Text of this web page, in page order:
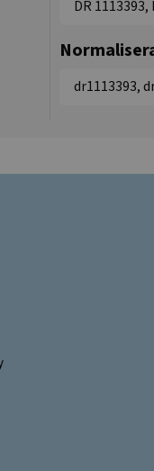
DR 1113393,
dr1113393,